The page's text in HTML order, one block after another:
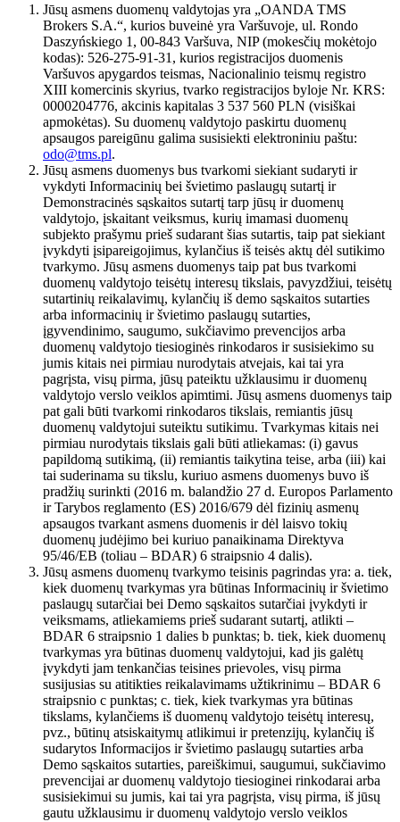
Jūsų asmens duomenų valdytojas yra „OANDA TMS
Brokers S.A.“, kurios buveinė yra Varšuvoje, ul. Rondo
Daszyńskiego 1, 00-843 Varšuva, NIP (mokesčių mokėtojo
kodas): 526-275-91-31, kurios registracijos duomenis
Varšuvos apygardos teismas, Nacionalinio teismų registro
XIII komercinis skyrius, tvarko registracijos byloje Nr. KRS:
0000204776, akcinis kapitalas 3 537 560 PLN (visiškai
apmokėtas). Su duomenų valdytojo paskirtu duomenų
apsaugos pareigūnu galima susisiekti elektroniniu paštu:
odo@tms.pl.
Jūsų asmens duomenys bus tvarkomi siekiant sudaryti ir
vykdyti Informacinių bei švietimo paslaugų sutartį ir
Demonstracinės sąskaitos sutartį tarp jūsų ir duomenų
valdytojo, įskaitant veiksmus, kurių imamasi duomenų
subjekto prašymu prieš sudarant šias sutartis, taip pat siekiant
įvykdyti įsipareigojimus, kylančius iš teisės aktų dėl sutikimo
tvarkymo. Jūsų asmens duomenys taip pat bus tvarkomi
duomenų valdytojo teisėtų interesų tikslais, pavyzdžiui, teisėtų
sutartinių reikalavimų, kylančių iš demo sąskaitos sutarties
arba informacinių ir švietimo paslaugų sutarties,
įgyvendinimo, saugumo, sukčiavimo prevencijos arba
duomenų valdytojo tiesioginės rinkodaros ir susisiekimo su
jumis kitais nei pirmiau nurodytais atvejais, kai tai yra
pagrįsta, visų pirma, jūsų pateiktu užklausimu ir duomenų
valdytojo verslo veiklos apimtimi. Jūsų asmens duomenys taip
pat gali būti tvarkomi rinkodaros tikslais, remiantis jūsų
duomenų valdytojui suteiktu sutikimu. Tvarkymas kitais nei
pirmiau nurodytais tikslais gali būti atliekamas: (i) gavus
papildomą sutikimą, (ii) remiantis taikytina teise, arba (iii) kai
tai suderinama su tikslu, kuriuo asmens duomenys buvo iš
pradžių surinkti (2016 m. balandžio 27 d. Europos Parlamento
ir Tarybos reglamento (ES) 2016/679 dėl fizinių asmenų
apsaugos tvarkant asmens duomenis ir dėl laisvo tokių
duomenų judėjimo bei kuriuo panaikinama Direktyva
95/46/EB (toliau – BDAR) 6 straipsnio 4 dalis).
Jūsų asmens duomenų tvarkymo teisinis pagrindas yra: a. tiek,
kiek duomenų tvarkymas yra būtinas Informacinių ir švietimo
paslaugų sutarčiai bei Demo sąskaitos sutarčiai įvykdyti ir
veiksmams, atliekamiems prieš sudarant sutartį, atlikti –
BDAR 6 straipsnio 1 dalies b punktas; b. tiek, kiek duomenų
tvarkymas yra būtinas duomenų valdytojui, kad jis galėtų
įvykdyti jam tenkančias teisines prievoles, visų pirma
susijusias su atitikties reikalavimams užtikrinimu – BDAR 6
straipsnio c punktas; c. tiek, kiek tvarkymas yra būtinas
tikslams, kylančiems iš duomenų valdytojo teisėtų interesų,
pvz., būtinų atsiskaitymų atlikimui ir pretenzijų, kylančių iš
sudarytos Informacijos ir švietimo paslaugų sutarties arba
Demo sąskaitos sutarties, pareiškimui, saugumui, sukčiavimo
prevencijai ar duomenų valdytojo tiesioginei rinkodarai arba
susisiekimui su jumis, kai tai yra pagrįsta, visų pirma, iš jūsų
gautu užklausimu ir duomenų valdytojo verslo veiklos